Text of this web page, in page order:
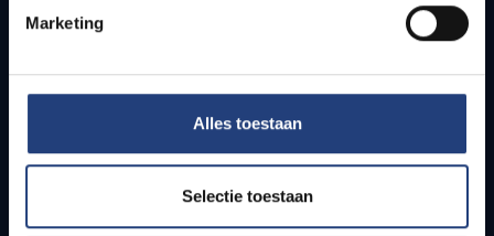
Marketing
Alles toestaan
Selectie toestaan
Students
PhD students